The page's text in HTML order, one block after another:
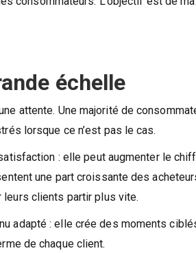
échelle
attente. Une majorité de
lorsque ce n’est pas le cas.
: elle peut augmenter le
une part croissante des
leurs clients partir plus vite.
adapté : elle crée des moments
de chaque client.